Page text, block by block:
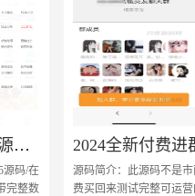
2024全新UI周易测算网站H5源码/在线起名网站源码/运势测算网站系统源码
源码/在
完整数
源码简介：此源码不是
费买回来测试完整可运